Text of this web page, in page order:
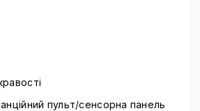
пульт/сенсорна панель